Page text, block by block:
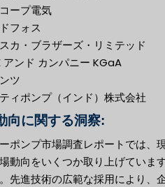
ープ電気
フォス
カ・ブラザーズ・リミテッド
アンド カンパニー KGaA
ツ
ィポンプ（インド）株式会社
向に関する洞察:
ポンプ市場調査レポートでは、
動向をいくつか取り上げていま
先進技術の広範な採用により、